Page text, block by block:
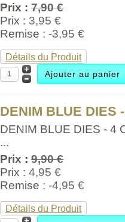
Prix :7,90 €
Prix : 3,95 €
Remise :-3,95 €
Détails du Produit
DENIM BLUE DIES
DENIM BLUE DIES - 4
...
Prix :9,90 €
Prix :4,95 €
Remise :-4,95 €
Détails du Produit